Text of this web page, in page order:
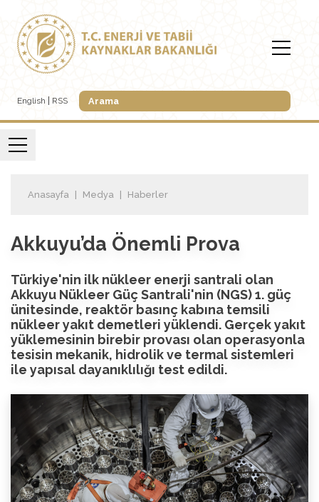
English RSS
Anasayfa Medya Haberler
Akkuyu’da Önemli Prova
Türkiye'nin ilk nükleer enerji santrali olan
Akkuyu Nükleer Güç Santrali'nin (NGS) 1. güç
ünitesinde, reaktör basınç kabına temsili
nükleer yakıt demetleri yüklendi. Gerçek yakıt
yüklemesinin birebir provası olan operasyonla
tesisin mekanik, hidrolik ve termal sistemleri
ile yapısal dayanıklılığı test edildi.